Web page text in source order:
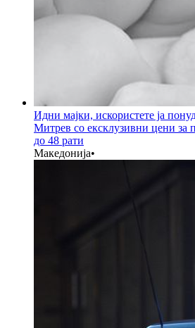
Идни мајки, искористете ја
Митрев со ексклузивни цени за
до 48 рати
Македонија•